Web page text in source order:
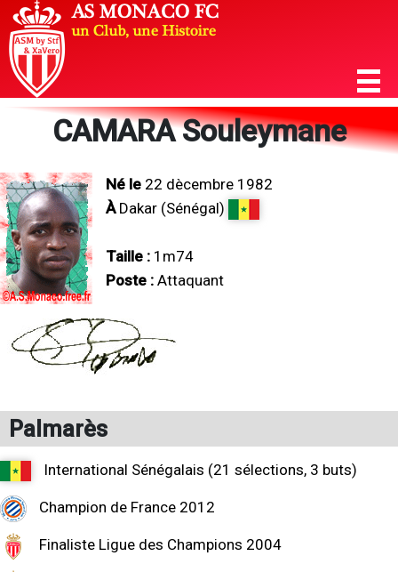
CAMARA Souleymane
Né le 22 dècembre 1982
ÀDakar (Sénégal)
Taille : 1m74
Poste : Attaquant
Palmarès
International Sénégalais (21 sélections, 3 buts)
Champion de France 2012
Finaliste Ligue des Champions 2004